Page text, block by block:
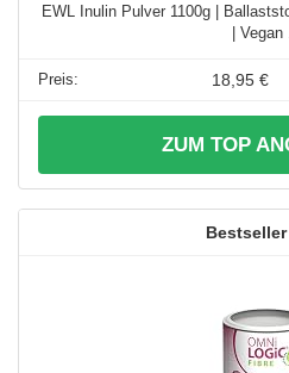
EWL Inulin Pulver 1100g |
| Vegan
18,95 €
ZUM TOP